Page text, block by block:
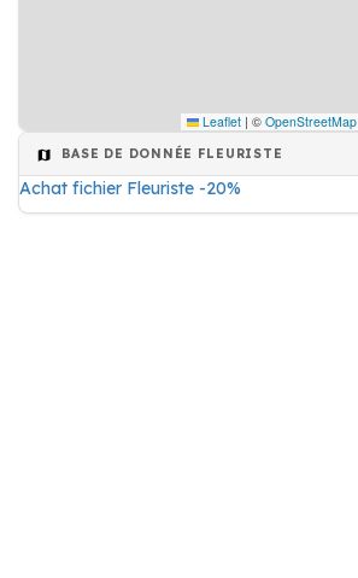
Leaflet | © OpenStreetMap
BASE DE DONNÉE FLEURISTE
Achat fichier Fleuriste -20%